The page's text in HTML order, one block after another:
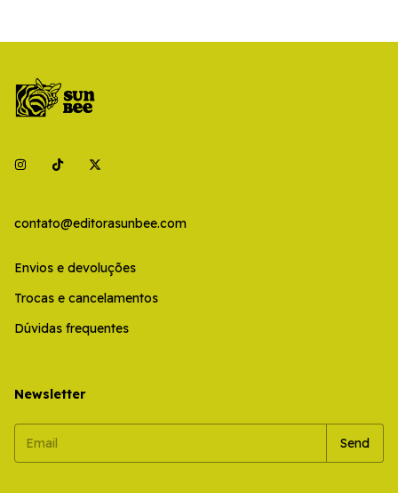
contato@editorasunbee.com
Envios e devoluções
Trocas e cancelamentos
Dúvidas frequentes
Newsletter